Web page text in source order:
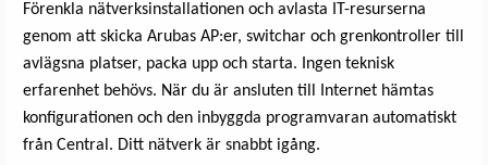
Förenkla nätverksinstallationen och avlasta IT-resurserna
genom att skicka Arubas AP:er, switchar och grenkontroller till
avlägsna platser, packa upp och starta. Ingen teknisk
erfarenhet behövs. När du är ansluten till Internet hämtas
konfigurationen och den inbyggda programvaran automatiskt
från Central. Ditt nätverk är snabbt igång.